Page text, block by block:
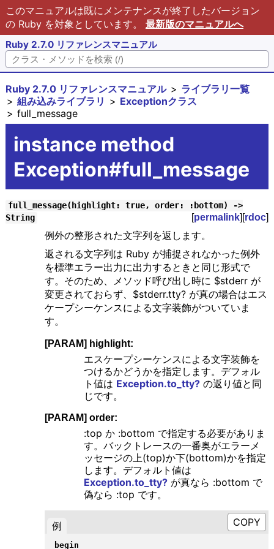
このマニュアルは既にメンテナンスが終了したバージョン
の Ruby を対象としています。 最新版のマニュアルへ
Ruby 2.7.0 リファレンスマニュアル
Ruby 2.7.0 リファレンスマニュアル
ライブラリ一覧
組み込みライブラリ
Exceptionクラス
full_message
instance method
Exception#full_message
full_message(highlight: true, order: :bottom) ->
String
[permalink][rdoc]
例外の整形された文字列を返します。
返される文字列は Ruby が捕捉されなかった例外
を標準エラー出力に出力するときと同じ形式で
す。そのため、メソッド呼び出し時に $stderr が
変更されておらず、$stderr.tty? が真の場合はエス
ケープシーケンスによる文字装飾がついていま
す。
[PARAM] highlight:
エスケープシーケンスによる文字装飾を
つけるかどうかを指定します。デフォル
ト値は Exception.to_tty?の返り値と同
じです。
[PARAM] order:
:top か :bottom で指定する必要がありま
す。バックトレースの一番奥がエラーメ
ッセージの上(top)か下(bottom)かを指定
します。デフォルト値は
Exception.to_tty?が真なら :bottom で
偽なら :top です。
例
begin